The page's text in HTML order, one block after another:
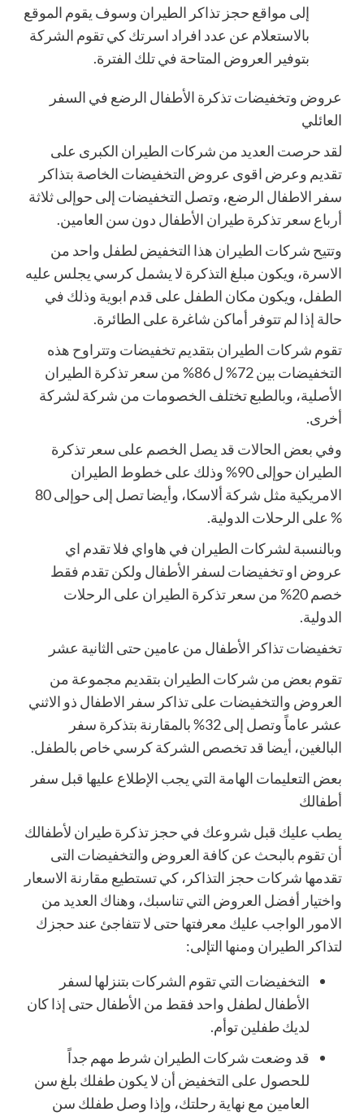
إلى مواقع حجز تذاكر الطيران وسوف يقوم الموقع
بالاستعلام عن عدد افراد اسرتك كي تقوم الشركة
بتوفير العروض المتاحة في تلك الفترة.
عروض وتخفيضات تذكرة الأطفال الرضع في السفر
العائلي
لقد حرصت العديد من شركات الطيران الكبرى على
تقديم وعرض اقوى عروض التخفيضات الخاصة بتذاكر
سفر الاطفال الرضع، وتصل التخفيضات إلى حوإلى ثلاثة
أرباع سعر تذكرة طيران الأطفال دون سن العامين.
وتتيح شركات الطيران هذا التخفيض لطفل واحد من
الاسرة، ويكون مبلغ التذكرة لا يشمل كرسي يجلس عليه
الطفل، ويكون مكان الطفل على قدم ابوية وذلك في
حالة إذا لم تتوفر أماكن شاغرة على الطائرة.
تقوم شركات الطيران بتقديم تخفيضات وتتراوح هذه
التخفيضات بين 72% ل 86% من سعر تذكرة الطيران
الأصلية، وبالطبع تختلف الخصومات من شركة لشركة
أخرى.
وفي بعض الحالات قد يصل الخصم على سعر تذكرة
الطيران حوإلى 90% وذلك على خطوط الطيران
الامريكية مثل شركة ألاسكا، وأيضا تصل إلى حوإلى 80
% على الرحلات الدولية.
وبالنسبة لشركات الطيران في هاواي فلا تقدم اي
عروض او تخفيضات لسفر الأطفال ولكن تقدم فقط
خصم 20% من سعر تذكرة الطيران على الرحلات
الدولية.
تخفيضات تذاكر الأطفال من عامين حتى الثانية عشر
تقوم بعض من شركات الطيران بتقديم مجموعة من
العروض والتخفيضات على تذاكر سفر الاطفال ذو الاثني
عشر عاماً وتصل إلى 32% بالمقارنة بتذكرة سفر
البالغين، أيضا قد تخصص الشركة كرسي خاص بالطفل.
بعض التعليمات الهامة التي يجب الإطلاع عليها قبل سفر
أطفالك
يطب عليك قبل شروعك في حجز تذكرة طيران لأطفالك
أن تقوم بالبحث عن كافة العروض والتخفيضات التى
تقدمها شركات حجز التذاكر، كي تستطيع مقارنة الاسعار
واختيار أفضل العروض التي تناسبك، وهناك العديد من
الامور الواجب عليك معرفتها حتى لا تتفاجئ عند حجزك
لتذاكر الطيران ومنها التإلى:
التخفيضات التي تقوم الشركات بتنزلها لسفر
الأطفال لطفل واحد فقط من الأطفال حتى إذا كان
لديك طفلين توأم.
قد وضعت شركات الطيران شرط مهم جداً
للحصول على التخفيض أن لا يكون طفلك بلغ سن
العامين مع نهاية رحلتك، وإذا وصل طفلك سن